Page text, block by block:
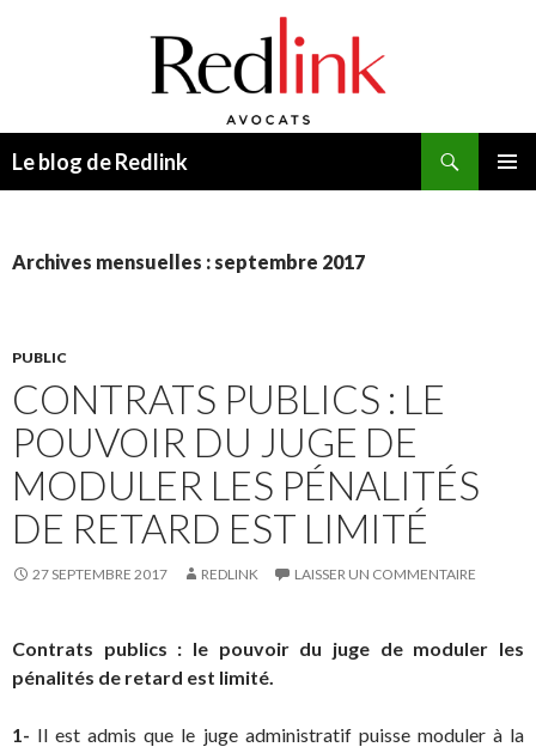
Le blog de Redlink
Archives mensuelles : septembre 2017
PUBLIC
CONTRATS PUBLICS : LE
POUVOIR DU JUGE DE
MODULER LES PÉNALITÉS
DE RETARD EST LIMITÉ
27 SEPTEMBRE 2017 REDLINK LAISSER UN COMMENTAIRE
Contrats publics : le pouvoir du juge de moduler les
pénalités de retard est limité.
1- Il est admis que le juge administratif puisse moduler à la